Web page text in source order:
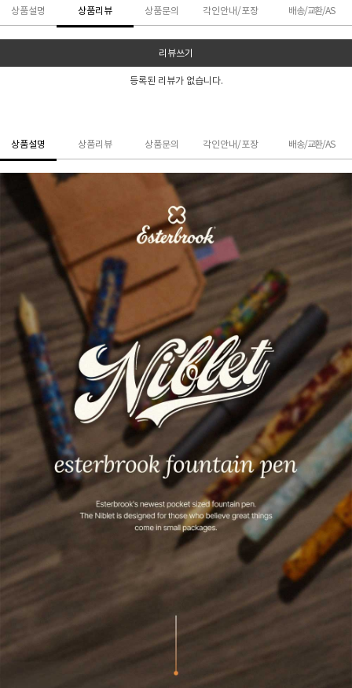
상품설명 상품리뷰 상품문의 각인안내/포장 배송/교환/AS
리뷰쓰기
등록된 리뷰가 없습니다.
상품설명 상품리뷰 상품문의 각인안내/포장 배송/교환/AS